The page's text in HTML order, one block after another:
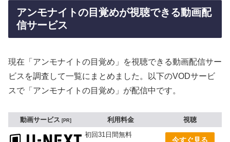
アンモナイトの目覚めが視聴できる動画配
信サービス
現在「アンモナイトの目覚め」を視聴できる動画配信サー
ビスを調査して一覧にまとめました。以下のVODサービ
スで「アンモナイトの目覚め」が配信中です。
動画サービス PR 利用料金
視聴
初回31日間無料
今すぐ見る